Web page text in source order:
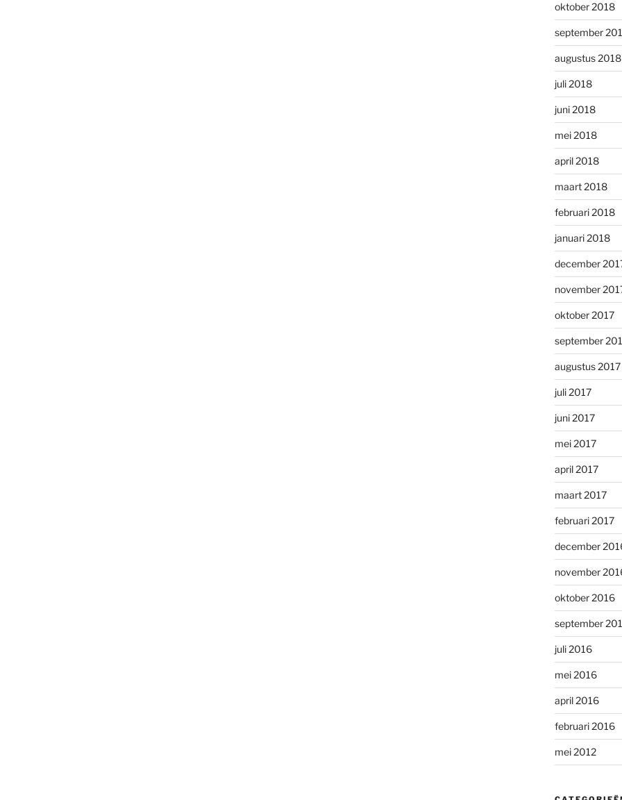
oktober 2018
september
augustus 2018
juli 2018
juni 2018
mei 2018
april 2018
maart 2018
februari 2018
januari 2018
december
november
oktober 2017
september
augustus 2017
juli 2017
juni 2017
mei 2017
april 2017
maart 2017
februari 2017
december
november
oktober 2016
september
juli 2016
mei 2016
april 2016
februari 2016
mei 2012